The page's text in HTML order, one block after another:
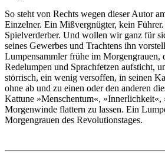
So steht von Rechts wegen dieser Autor
Einzelner. Ein Mißvergnügter, kein
Spielverderber. Und wollen wir ganz für
seines Gewerbes und Trachtens ihn
Lumpensammler frühe im Morgengrauen,
Redelumpen und Sprachfetzen aufsticht,
störrisch, ein wenig versoffen, in seinen
ohne ab und zu einen oder den anderen
Kattune »Menschentum«, »Innerlichkeit«,
Morgenwinde flattern zu lassen. Ein
Morgengrauen des Revolutionstages.